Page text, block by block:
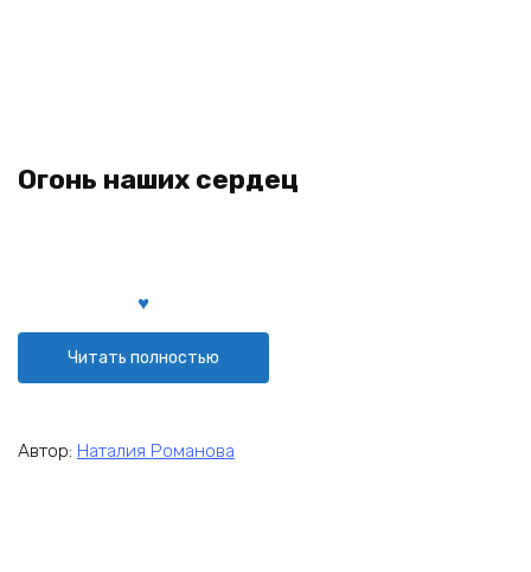
Огонь наших сердец
Читать полностью
Автор: Наталия Романова